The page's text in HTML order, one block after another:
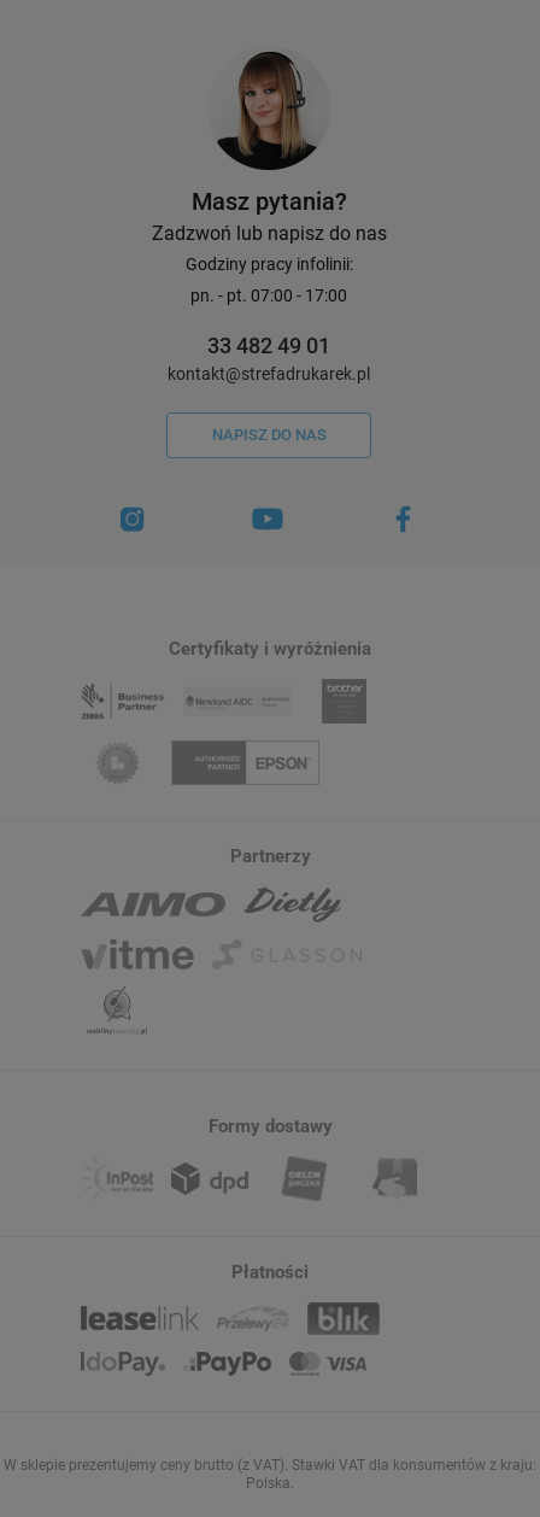
Masz pytania?
Zadzwoń lub napisz do nas
Godziny pracy infolinii:
pn. - pt. 07:00 - 17:00
33 482 49 01
kontakt@strefadrukarek.pl
NAPISZ DO NAS
Certyfikaty i wyróżnienia
Partnerzy
Formy dostawy
Płatności
W sklepie prezentujemy ceny brutto (z VAT). Stawki VAT dla konsumentów z kraju:
Polska.